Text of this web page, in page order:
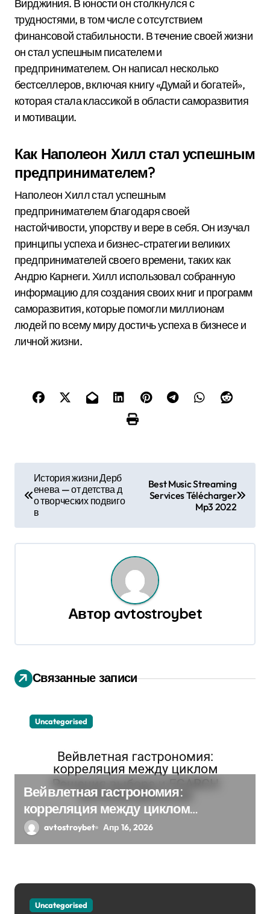
Вирджиния. В юности он столкнулся с
трудностями, в том числе с отсутствием
финансовой стабильности. В течение своей жизни
он стал успешным писателем и
предпринимателем. Он написал несколько
бестселлеров, включая книгу «Думай и богатей»,
которая стала классикой в области саморазвития
и мотивации.
Как Наполеон Хилл стал успешным
предпринимателем?
Наполеон Хилл стал успешным
предпринимателем благодаря своей
настойчивости, упорству и вере в себя. Он изучал
принципы успеха и бизнес-стратегии великих
предпринимателей своего времени, таких как
Андрю Карнеги. Хилл использовал собранную
информацию для создания своих книг и программ
саморазвития, которые помогли миллионам
людей по всему миру достичь успеха в бизнесе и
личной жизни.
в
и
и
я
а
п
и
с
м
История жизни Дерб
енева — от детства д
о творческих подвиго
в
Best Music Streaming
Services Télécharger
Mp3 2022
Автор avtostroybet
Связанные записи
Uncategorised
Вейвлетная гастрономия:
корреляция между циклом
Решения выбора и EGARCH
экспоненциальная
avtostroybet Апр 16, 2026
Uncategorised